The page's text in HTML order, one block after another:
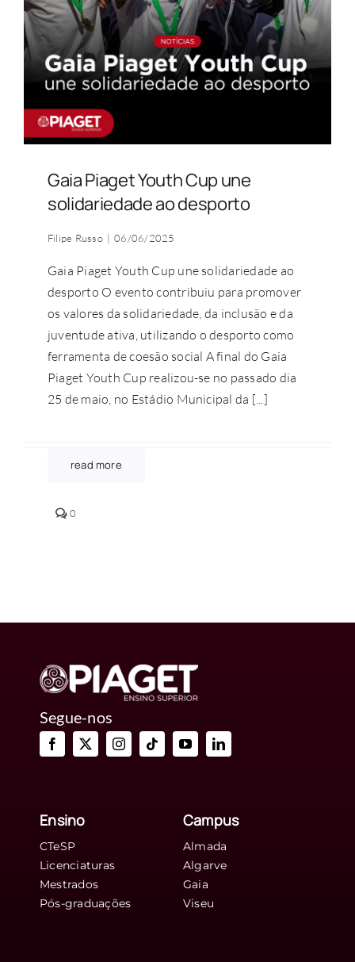
COMUNIDADE ACADÉMICA
Pesquisar
Gaia Piaget Youth Cup une
solidariedade ao desporto
Filipe Russo | 06/06/2025
Gaia Piaget Youth Cup une solidariedade ao
desporto O evento contribuiu para promover
os valores da solidariedade, da inclusão e da
juventude ativa, utilizando o desporto como
ferramenta de coesão social A final do Gaia
Piaget Youth Cup realizou-se no passado dia
25 de maio, no Estádio Municipal da [...]
read more
0
desporto
Segue-nos
Ensino
CTeSP
Licenciaturas
Mestrados
Pós-graduações
Campus
Almada
Algarve
Gaia
Viseu